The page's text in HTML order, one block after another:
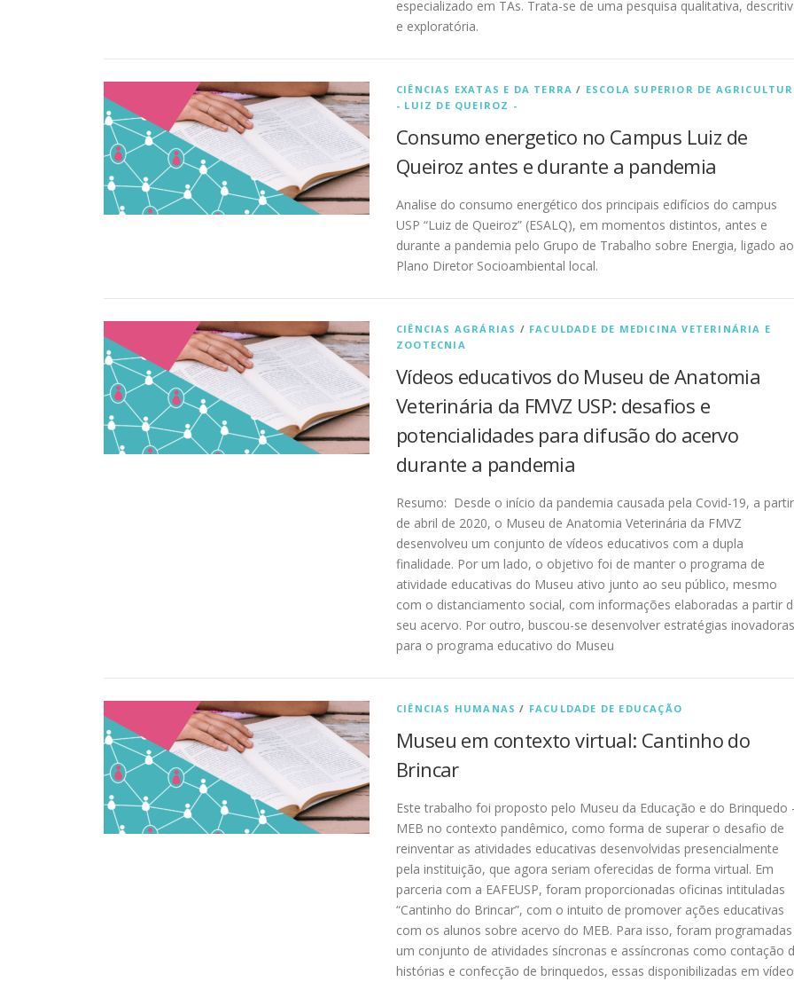
especializado em TAs. Trata-se de uma pesquisa qualitativa,
e exploratória.
CIÊNCIAS EXATAS E DA TERRA / ESCOLA SUPERIOR DE
- LUIZ DE QUEIROZ -
Consumo energetico no Campus Luiz de
Queiroz antes e durante a pandemia
Analise do consumo energético dos principais edifícios do campus
USP “Luiz de Queiroz” (ESALQ), em momentos distintos, antes e
durante a pandemia pelo Grupo de Trabalho sobre Energia, ligado ao
Plano Diretor Socioambiental local.
CIÊNCIAS AGRÁRIAS / FACULDADE DE MEDICINA VETERINÁRIA E
ZOOTECNIA
Vídeos educativos do Museu de Anatomia
Veterinária da FMVZ USP: desafios e
potencialidades para difusão do acervo
durante a pandemia
Resumo: Desde o início da pandemia causada pela Covid-19, a partir
de abril de 2020, o Museu de Anatomia Veterinária da FMVZ
desenvolveu um conjunto de vídeos educativos com a dupla
finalidade. Por um lado, o objetivo foi de manter o programa de
atividade educativas do Museu ativo junto ao seu público, mesmo
com o distanciamento social, com informações elaboradas a partir
seu acervo. Por outro, buscou-se desenvolver estratégias inovadoras
para o programa educativo do Museu
CIÊNCIAS HUMANAS / FACULDADE DE EDUCAÇÃO
Museu em contexto virtual: Cantinho do
Brincar
Este trabalho foi proposto pelo Museu da Educação e do Brinquedo
MEB no contexto pandêmico, como forma de superar o desafio de
reinventar as atividades educativas desenvolvidas presencialmente
pela instituição, que agora seriam oferecidas de forma virtual. Em
parceria com a EAFEUSP, foram proporcionadas oficinas intituladas
“Cantinho do Brincar”, com o intuito de promover ações educativas
com os alunos sobre acervo do MEB. Para isso, foram programadas
um conjunto de atividades síncronas e assíncronas como contação
histórias e confecção de brinquedos, essas disponibilizadas em vídeo